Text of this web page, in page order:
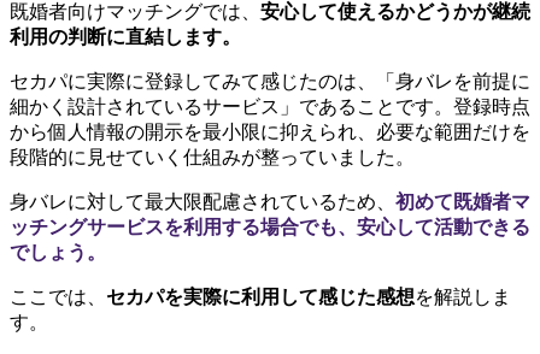
既婚者向けマッチングでは、 安心して使えるかどうかが継続
利用の判断に直結します。
セカパに実際に登録してみて感じたのは、「身バレを前提に
細かく設計されているサービス」であることです。登録時点
から個人情報の開示を最小限に抑えられ、必要な範囲だけを
段階的に見せていく仕組みが整っていました。
身バレに対して最大限配慮されているため、 初めて既婚者マ
ッチングサービスを利用する場合でも、安心して活動できる
でしょう。
ここでは、 セカパを実際に利用して感じた感想を解説しま
す。